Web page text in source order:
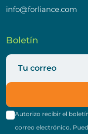
info@forliance.com
Boletín
Autorizo recibir el
correo electrónico.